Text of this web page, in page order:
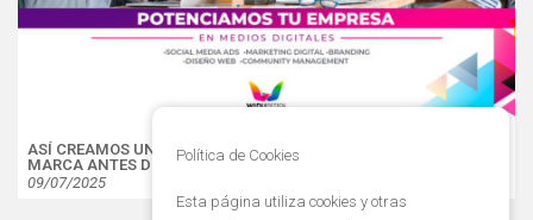
ASÍ CREAMOS UNA IMAGEN GRÁFICA PROFESIONAL PARA TU
MARCA ANTES DE PUBLICAR CONTENIDO
09/07/2025
Política de Cookies
Esta página utiliza cookies y otras